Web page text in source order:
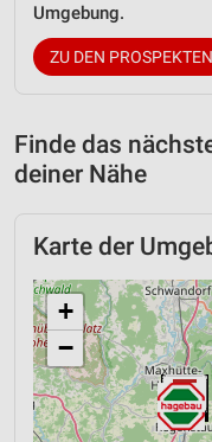
Umgebung.
ZU DEN PROSPEKTEN
Finde das
deiner Nähe
Karte der
+
−